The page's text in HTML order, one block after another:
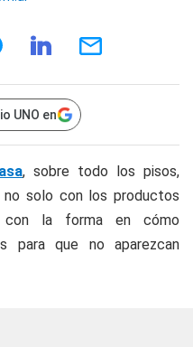
UNO en
, sobre todo los pisos,
no solo con los productos
con la forma en cómo
para que no aparezcan